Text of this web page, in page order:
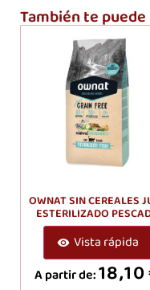
También te
OWNAT SIN CEREALES
ESTERILIZADO
Vista rápida
A partir de:18,10